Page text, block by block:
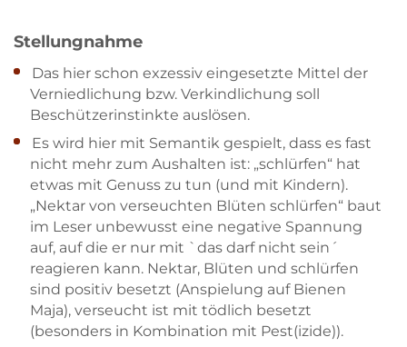
Stellungnahme
Das hier schon exzessiv eingesetzte Mittel der
Verniedlichung bzw. Verkindlichung soll
Beschützerinstinkte auslösen.
Es wird hier mit Semantik gespielt, dass es fast
nicht mehr zum Aushalten ist: „schlürfen“ hat
etwas mit Genuss zu tun (und mit Kindern).
„Nektar von verseuchten Blüten schlürfen“ baut
im Leser unbewusst eine negative Spannung
auf, auf die er nur mit `das darf nicht sein´
reagieren kann. Nektar, Blüten und schlürfen
sind positiv besetzt (Anspielung auf Bienen
Maja), verseucht ist mit tödlich besetzt
(besonders in Kombination mit Pest(izide)).